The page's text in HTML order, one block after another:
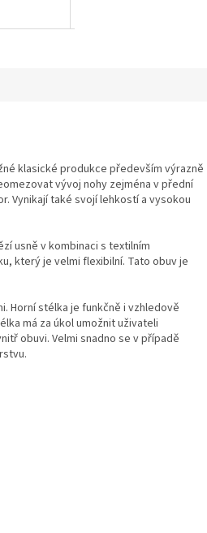
klasické produkce především výrazně
vývoj nohy zejména v přední
Vynikají také svojí lehkostí a vysokou
usně v kombinaci s textilním
který je velmi flexibilní. Tato obuv je
Horní stélka je funkčně i vzhledově
má za úkol umožnit uživateli
obuvi. Velmi snadno se v případě